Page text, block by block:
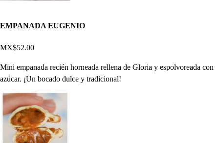
EMPANADA EUGENIO
MX$52.00
Mini empanada recién horneada rellena de Gloria y espolvoreada con
azúcar. ¡Un bocado dulce y tradicional!